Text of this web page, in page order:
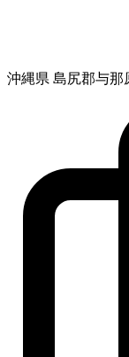
沖縄県 島尻郡与那